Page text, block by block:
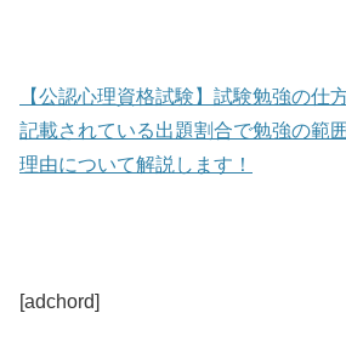
【公認心理資格試験】試験勉強の仕
記載されている出題割合で勉強の範
理由について解説します！
[adchord]